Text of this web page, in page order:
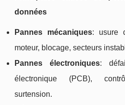
données
Pannes mécaniques: usure
moteur, blocage, secteurs
Pannes électroniques:
électronique (PCB),
surtension.